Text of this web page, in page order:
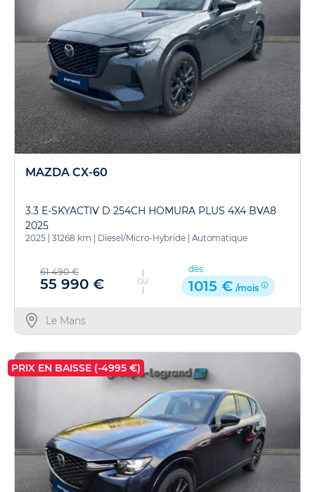
MAZDA CX-60
3.3 E-SKYACTIV D 254CH HOMURA PLUS 4X4 BVA8
2025
2025 31268 km Diesel/Micro-Hybride Automatique
61 490 €
55 990 € OU
dès
1015 € /mois
Le Mans
PRIX EN BAISSE (-4995 €)